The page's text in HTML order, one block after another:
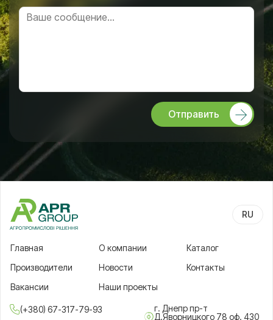
Отправить
RU
Главная
О компании
Каталог
Производители
Новости
Контакты
Вакансии
Наши проекты
(+380) 67-317-79-93
г. Днепр пр-т
Д.Яворницкого 78 оф. 430